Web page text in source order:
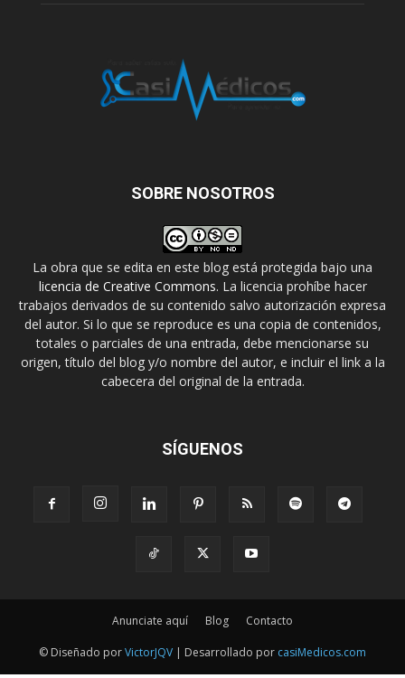
SOBRE NOSOTROS
La obra que se edita en este blog está protegida bajo una
licencia de Creative Commons. La licencia prohíbe hacer
trabajos derivados de su contenido salvo autorización expresa
del autor. Si lo que se reproduce es una copia de contenidos,
totales o parciales de una entrada, debe mencionarse su
origen, título del blog y/o nombre del autor, e incluir el link a la
cabecera del original de la entrada.
SÍGUENOS
Anunciate aquí Blog Contacto
© Diseñado porVictorJQV | Desarrollado por casiMedicos.com